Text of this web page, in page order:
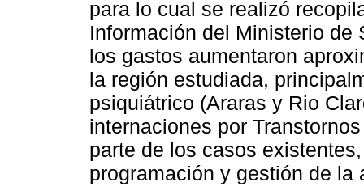
para lo cual se realizó
Información del Ministerio de
los gastos aumentaron
la región estudiada,
psiquiátrico (Araras y Rio
internaciones por
parte de los casos
programación y gestión de la